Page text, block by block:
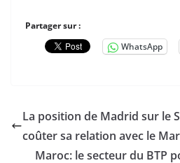
Partager sur :
WhatsApp
La position de Madrid sur le
coûter sa relation avec le
Maroc: le secteur du BTP